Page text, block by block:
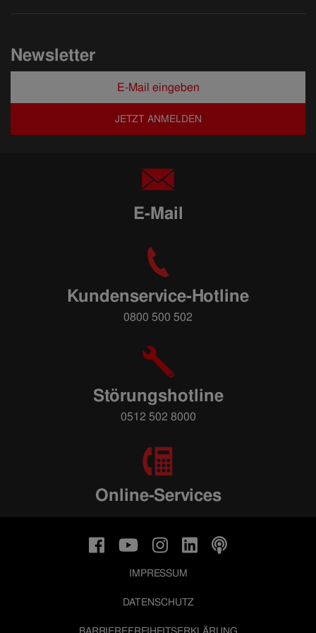
Newsletter
JETZT ANMELDEN
E-Mail
Kundenservice-Hotline
0800 500 502
Störungshotline
0512 502 8000
Online-Services
IMPRESSUM
DATENSCHUTZ